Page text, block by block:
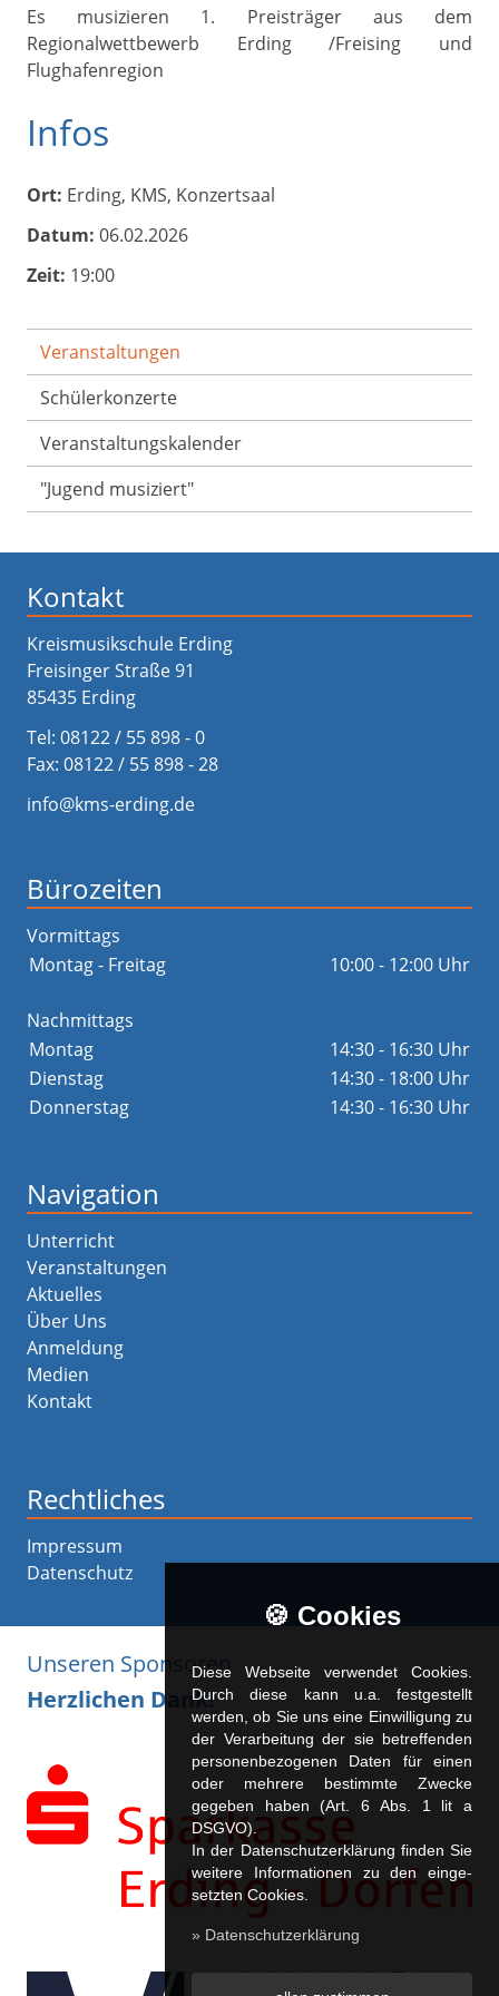
Veranstaltungen
Schülerkonzerte
Veranstaltungs­kalender
"Jugend musiziert"
Es musizieren 1. Preisträger aus dem
Regionalwettbewerb Erding /Freising und
Flughafenregion
Infos
Ort: Erding, KMS, Konzertsaal
Datum: 06.02.2026
Zeit: 19:00
Kontakt
Kreismusikschule Erding
Freisinger Straße 91
85435 Erding
Tel: 08122 / 55 898 - 0
Fax: 08122 / 55 898 - 28
info@kms-erding.de
Bürozeiten
Vormittags
Montag - Freitag
10:00 - 12:00 Uhr
Nachmittags
Montag
14:30 - 16:30 Uhr
Dienstag
14:30 - 18:00 Uhr
Donnerstag
14:30 - 16:30 Uhr
Navigation
Unterricht
Veranstaltungen
Aktuelles
Über Uns
Anmeldung
Medien
Kontakt
Rechtliches
Impressum
Datenschutz
Unseren Sponsoren
Herzlichen Dank!
🍪 Cookies
Diese Webseite verwendet Cookies.
Durch diese kann u.a. fest­ge­stellt
werden, ob Sie uns eine Einwilligung zu
der Verarbeitung der sie betreffenden
personenbezogenen Daten für einen
oder mehrere bestimmte Zwecke
gegeben haben (Art. 6 Abs. 1 lit a
DSGVO).
In der Datenschutzerklärung finden Sie
weitere Informationen zu den ein­ge­
setz­ten Cookies.
» Datenschutzerklärung